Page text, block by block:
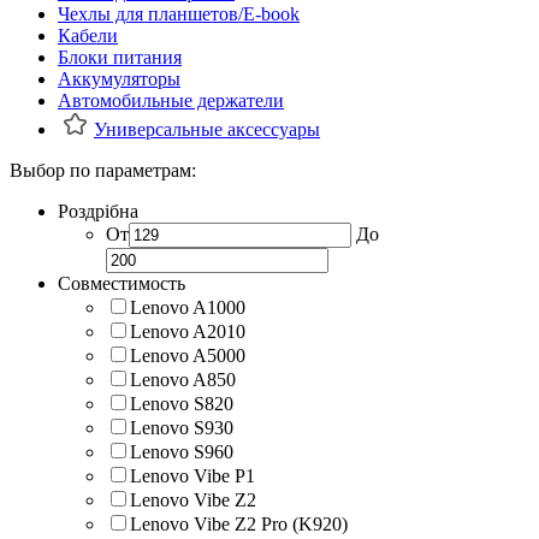
Чехлы для планшетов/E-book
Кабели
Блоки питания
Аккумуляторы
Автомобильные держатели
Универсальные аксессуары
Выбор по параметрам:
Роздрібна
От
До
Совместимость
Lenovo A1000
Lenovo A2010
Lenovo A5000
Lenovo A850
Lenovo S820
Lenovo S930
Lenovo S960
Lenovo Vibe P1
Lenovo Vibe Z2
Lenovo Vibe Z2 Pro (K920)